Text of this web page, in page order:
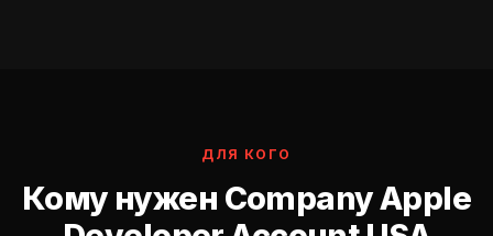
ДЛЯ КОГО
Кому нужен Company Apple